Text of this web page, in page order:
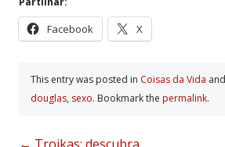
Facebook X
This entry was posted in Coisas da Vida
douglas, sexo. Bookmark the permalink.